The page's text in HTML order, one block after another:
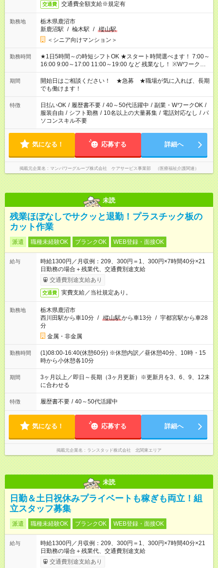
交通費 交通費全額支給※規定有
勤務地
栃木県鹿沼市
新鹿沼駅 / 楡木駅 / 樅山駅
＜シニア向けマンション＞
勤務時間
★1日5時間～の時短シフトOK ★スタート時間選べます！ 7:00～
16:00 9:00～17:00 11:00～19:00 など 残業なし！ ※Wワークの
場合、他のお仕事と合わせ週40時間超の就業はご案内できませ
ん ※法令に基づき、週20時間以上勤務は社会保険への加入対象
となります ※労働者派遣法（日雇い派遣の原則禁止）により、
短時間・短期間の就業はご案内が難しい場合があります
期間
開始日はご相談ください！ ★急募 ★職場が気に入れば、長期
でも働けます！
特徴 日払いOK / 履歴書不要 / 40～50代活躍中 / 副業・WワークOK /
服装自由 / シフト勤務 / 10名以上の大量募集 / 電話対応なし / パ
ソコンスキル不要
気になる！ 応募する 詳細へ
掲載元企業名 マンパワーグループ株式会社 ケアサービス事業部 （医療福祉介護関連）
未読
残業ほぼなしでサクッと退勤！プラスチック板の
カット作業
派遣 職種未経験OK ブランクOK WEB登録・面接OK
給与
時給1300円／月収例：209、300円＝1、300円×7時間40分×21
日勤務の場合＋残業代、交通費別途支給
交通費別途支給あり
交通費 実費支給／当社規定あり。
勤務地
栃木県鹿沼市
西川田駅から車10分 / 樅山駅から車13分 / 宇都宮駅から車28
分
金属・非金属
勤務時間
(1)08:00-16:40(休憩60分) ※休憩内訳／昼休憩40分、10時・15
時から小休憩各10分
期間
3ヶ月以上／即日～長期（3ヶ月更新）※更新月を3、6、9、12末
に合わせる
特徴 履歴書不要 / 40～50代活躍中
気になる！ 応募する 詳細へ
掲載元企業名 ランスタッド株式会社 北関東エリア
未読
日勤＆土日祝休みプライベートも稼ぎも両立！組
立スタッフ募集
派遣 職種未経験OK ブランクOK WEB登録・面接OK
給与
時給1300円／月収例：209、300円＝1、300円×7時間40分×21
日勤務の場合＋残業代、交通費別途支給
交通費別途支給あり